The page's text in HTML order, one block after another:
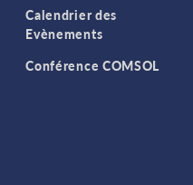
Calendrier des
Evènements
Conférence COMSOL